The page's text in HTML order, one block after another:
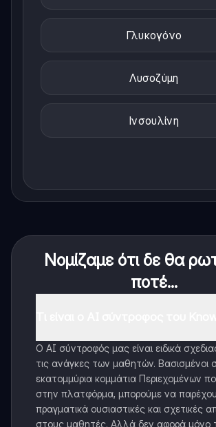
Γλυκογόνο
Λυσοζύμη
Ινσουλίνη
Νομίζαμε ότι δε θα
ποτέ...
Ο AI σύντροφός μας είναι ειδικά
τις ανάγκες των μαθητών. Βασισμένοι
εκατομμύρια κομμάτια Περιεχομένων
στην πλατφόρμα, μπορούμε να
πραγματικά ουσιαστικές και σχετικές
στους μαθητές. Αλλά δεν αφορά μόνο